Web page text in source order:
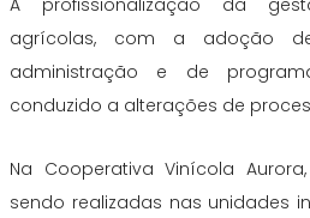
A profissionalização da
agrícolas, com a adoção
administração e de
conduzido a alterações de
Na Cooperativa Vinícola
sendo realizadas nas unidades